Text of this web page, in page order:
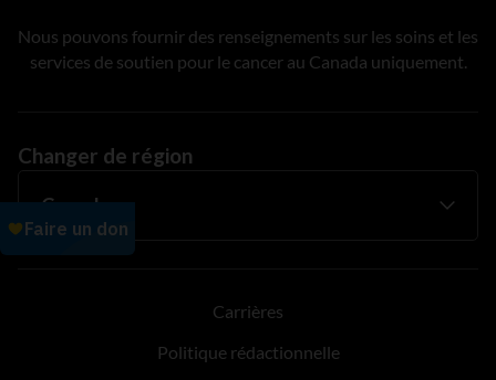
Nous pouvons fournir des renseignements sur les soins et les
services de soutien pour le cancer au Canada uniquement.
Changer de région
Carrières
Politique rédactionnelle